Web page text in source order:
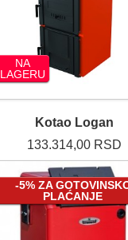
NA
LAGERU
Kotao Logan
133.314,00 RSD
-5% ZA
PLAĆANJE